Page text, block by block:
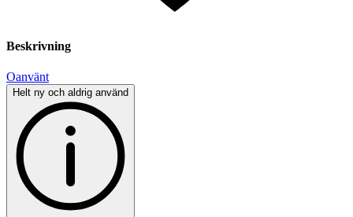
Beskrivning
Oanvänt
Helt ny och aldrig använd